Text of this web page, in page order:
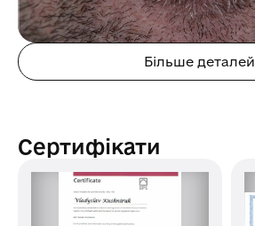
Більше деталей
Сертифікати